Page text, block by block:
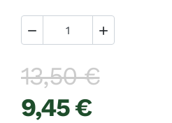
 
13,50 €
9,45 €